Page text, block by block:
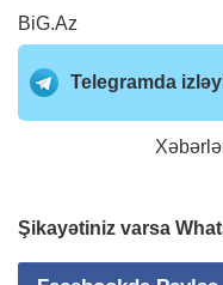
BiG.Az
Telegramda
Şikayətiniz varsa